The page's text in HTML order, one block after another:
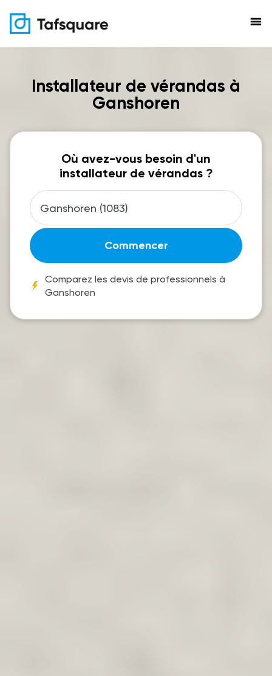
menu
Installateur de vérandas à
Ganshoren
Où avez-vous besoin d'un
installateur de vérandas ?
Commencer
Comparez les devis de professionnels à
Ganshoren